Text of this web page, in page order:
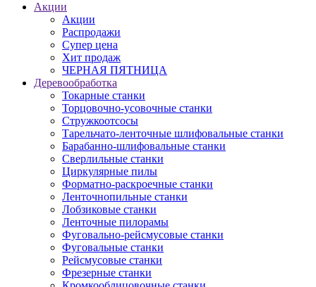
Акции
Акции
Распродажи
Супер цена
Хит продаж
ЧЕРНАЯ ПЯТНИЦА
Деревообработка
Токарные станки
Торцовочно-усовочные станки
Стружкоотсосы
Тарельчато-ленточные шлифовальные станки
Барабанно-шлифовальные станки
Сверлильные станки
Циркулярные пилы
Форматно-раскроечные станки
Ленточнопильные станки
Лобзиковые станки
Ленточные пилорамы
Фуговально-рейсмусовые станки
Фуговальные станки
Рейсмусовые станки
Фрезерные станки